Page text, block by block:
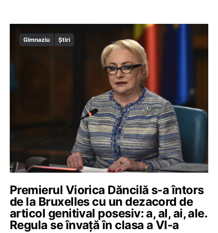
Gimnaziu Știri
Premierul Viorica Dăncilă s-a întors
de la Bruxelles cu un dezacord de
articol genitival posesiv: a, al, ai, ale.
Regula se învaţă în clasa a VI-a